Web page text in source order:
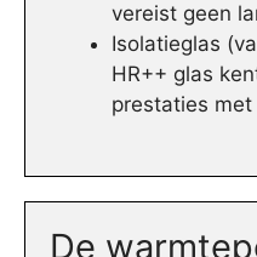
vereist geen
Isolatieglas
HR++ glas
prestaties
De